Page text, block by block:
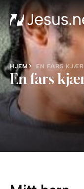
HJEM EN FARS
En fars